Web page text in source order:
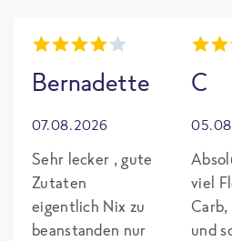
Bernadette
07.08.2026
Sehr lecker , gute
Zutaten
eigentlich Nix zu
beanstanden nur
C
viel
und